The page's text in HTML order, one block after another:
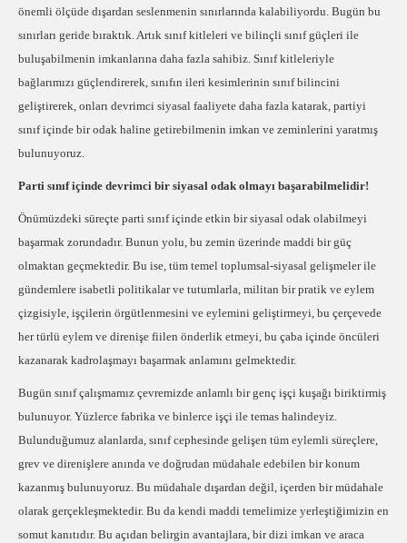
önemli ölçüde dışardan seslenmenin sınırlarında kalabiliyordu. Bugün bu
sınırları geride bıraktık. Artık sınıf kitleleri ve bilinçli sınıf güçleri ile
buluşabilmenin imkanlarına daha fazla sahibiz. Sınıf kitleleriyle
bağlarımızı güçlendirerek, sınıfın ileri kesimlerinin sınıf bilincini
geliştirerek, onları devrimci siyasal faaliyete daha fazla katarak, partiyi
sınıf içinde bir odak haline getirebilmenin imkan ve zeminlerini yaratmış
bulunuyoruz.
Parti sınıf içinde devrimci bir siyasal odak olmayı başarabilmelidir!
Önümüzdeki süreçte parti sınıf içinde etkin bir siyasal odak olabilmeyi
başarmak zorundadır. Bunun yolu, bu zemin üzerinde maddi bir güç
olmaktan geçmektedir. Bu ise, tüm temel toplumsal-siyasal gelişmeler ile
gündemlere isabetli politikalar ve tutumlarla, militan bir pratik ve eylem
çizgisiyle, işçilerin örgütlenmesini ve eylemini geliştirmeyi, bu çerçevede
her türlü eylem ve direnişe fiilen önderlik etmeyi, bu çaba içinde öncüleri
kazanarak kadrolaşmayı başarmak anlamını gelmektedir.
Bugün sınıf çalışmamız çevremizde anlamlı bir genç işçi kuşağı biriktirmiş
bulunuyor. Yüzlerce fabrika ve binlerce işçi ile temas halindeyiz.
Bulunduğumuz alanlarda, sınıf cephesinde gelişen tüm eylemli süreçlere,
grev ve direnişlere anında ve doğrudan müdahale edebilen bir konum
kazanmış bulunuyoruz. Bu müdahale dışardan değil, içerden bir müdahale
olarak gerçekleşmektedir. Bu da kendi maddi temelimize yerleştiğimizin en
somut kanıtıdır. Bu açıdan belirgin avantajlara, bir dizi imkan ve araca